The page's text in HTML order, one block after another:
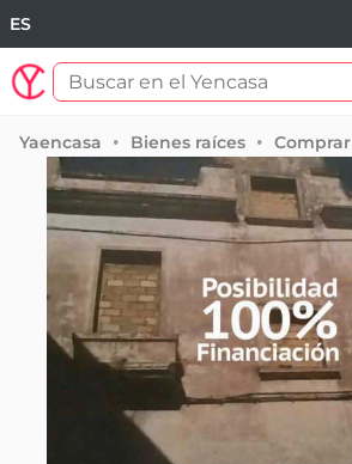
ES
Yaencasa Bienes raíces Comprar